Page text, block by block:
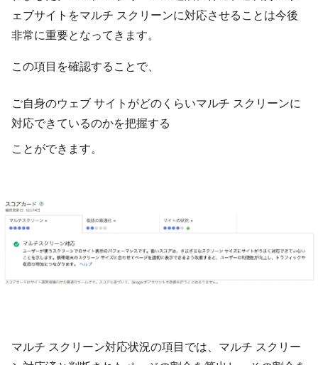
ェブサイトをマルチ スクリーンに対応させることは今後
非常に重要となってきます。
この項目を確認することで、
ご自身のウェブ サイトがどのくらいマルチ スクリーンに
対応できているのかを把握する
ことができます。
マルチ スクリーン対応状況の項目では、マルチ スクリー